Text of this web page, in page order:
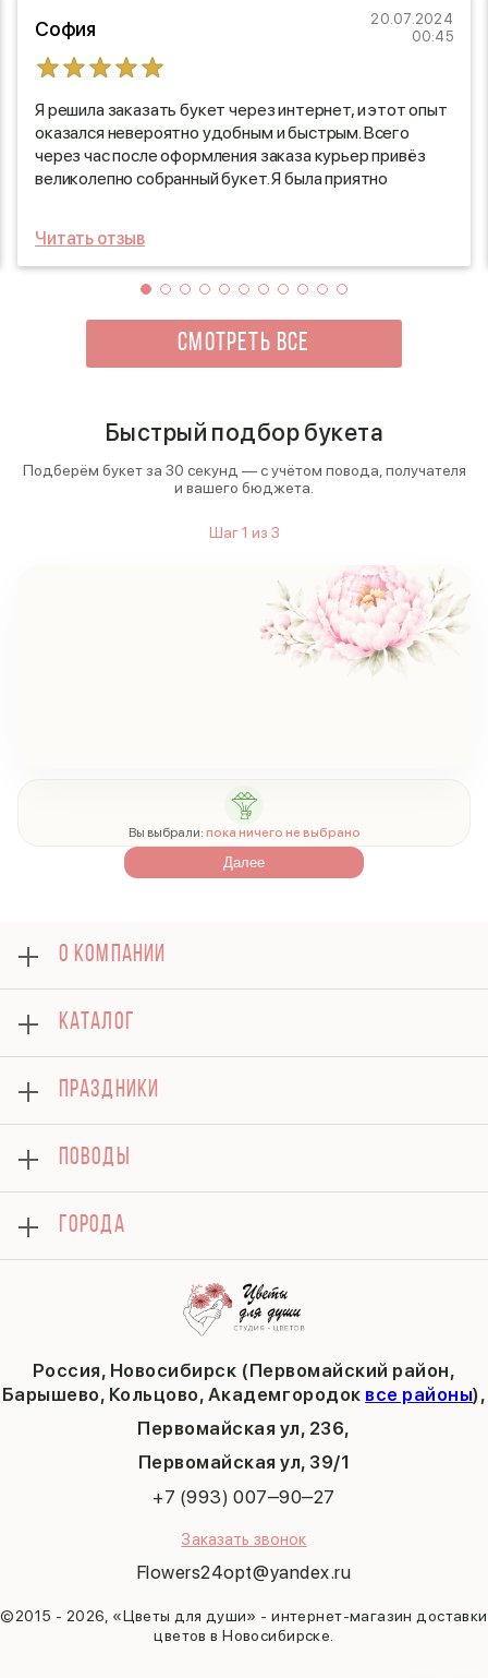
София
20.07.2024
00:45
Я решила заказать букет через интернет, и этот опыт
оказался невероятно удобным и быстрым. Всего
через час после оформления заказа курьер привёз
великолепно собранный букет. Я была приятно
просто восхитительным. Это отличный способ
порадовать себя или близких, не выходя из дома!
Читать отзыв
СМОТРЕТЬ ВСЕ
Быстрый подбор букета
Подберём букет за 30 секунд — с учётом повода, получателя
и вашего бюджета.
Шаг1 из 3
Вы выбрали: пока ничего не выбрано
Далее
Россия, Новосибирск (Первомайский район,
Барышево, Кольцово, Академгородок все районы),
Первомайская ул, 236,
​Первомайская ул, 39/1
+7 (993) 007‒90‒27
Заказать звонок
Flowers24opt@yandex.ru
©2015 - 2026, «Цветы для души» - интернет-магазин доставки
цветов в Новосибирске.
О КОМПАНИИ
Оплата
Отзывы
Блог
Гарантии
Доставка
Вопросы и ответы
Политика конфиденциальности
Публичная оферта
КАТАЛОГ
Букеты
Композиции
Подарки
Хризантемы
Комбо-предложения
Тюльпаны
ПРАЗДНИКИ
14 февраля
День матери
1 сентября
День учителя
Пасха
9 мая
ПОВОДЫ
ГОРОДА